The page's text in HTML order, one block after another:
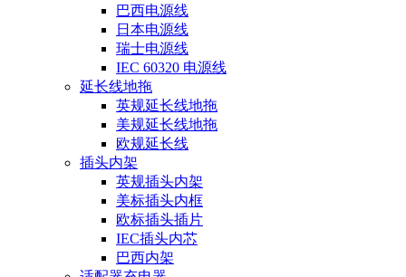
巴西电源线
日本电源线
瑞士电源线
IEC 60320 电源线
延长线地拖
英规延长线地拖
美规延长线地拖
欧规延长线
插头内架
英规插头内架
美标插头内框
欧标插头插片
IEC插头内芯
巴西内架